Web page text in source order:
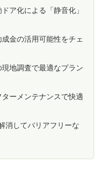
ア化による「静音化」
金の活用可能性をチェ
地調査で最適なプラン
ーメンテナンスで快適
消してバリアフリーな